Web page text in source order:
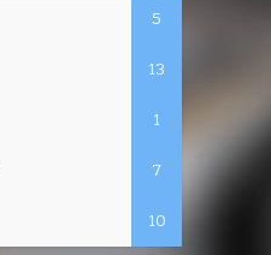
5
13
1
7
10